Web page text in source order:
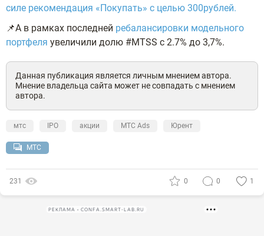
силе рекомендация «Покупать» с целью 300рублей.
📌А в рамках последней ребалансировки модельного
портфеля увеличили долю #MTSS с 2.7% до 3,7%.
Данная публикация является личным мнением автора.
Мнение владельца сайта может не совпадать с мнением
автора.
мтс IPO акции МТС Ads Юрент
МТС
231 0 0 1
РЕКЛАМА • CONFA.SMART-LAB.RU